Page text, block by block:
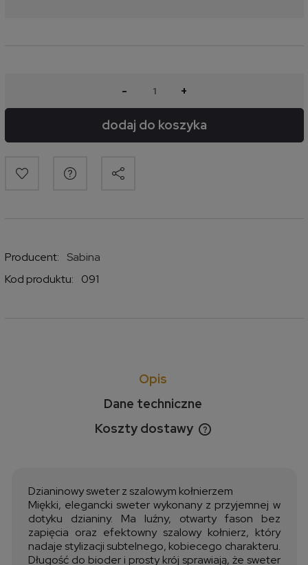
- +
dodaj do koszyka
Producent:
Sabina
Kod produktu:
091
Opis
Dane techniczne
Koszty dostawy
Cena nie zawiera ewentualnych kosztów płatności
Dzianinowy sweter z szalowym kołnierzem
Miękki, elegancki sweter wykonany z przyjemnej w
dotyku dzianiny. Ma luźny, otwarty fason bez
zapięcia oraz efektowny szalowy kołnierz, który
nadaje stylizacji subtelnego, kobiecego charakteru.
Długość do bioder i prosty krój sprawiają, że sweter